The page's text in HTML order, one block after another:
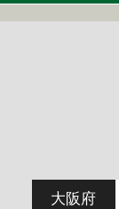
大阪府